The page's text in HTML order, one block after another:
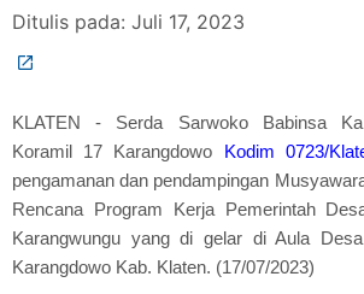
Ditulis pada: Juli 17, 2023
KLATEN - Serda Sarwoko Babinsa
Koramil 17 Karangdowo
Kodim 0723/
pengamanan dan pendampingan
Rencana Program Kerja Pemerintah
Karangwungu yang di gelar di Aula
Karangdowo Kab. Klaten. (17/07/2023)